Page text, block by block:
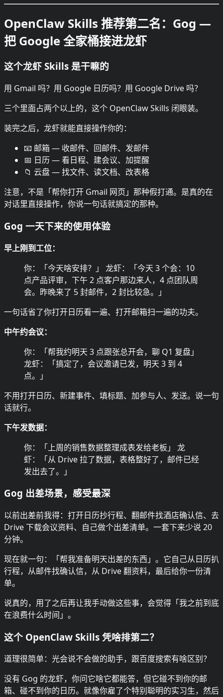
OpenClaw Skills 推荐第二名：Gog —
把 Google 全家桶接进龙虾
这个龙虾 Skills 是干嘛的
用 Gmail 吗？用 Google 日历吗？用 Google Drive 吗？
三个里面占两个以上的，这个 OpenClaw Skills 闭眼装。
装完之后，龙虾就能直接操作你的：
📧 邮箱 — 收邮件、回邮件、发邮件
📅 日历 — 看日程、建会议、加提醒
📁 云盘 — 找文件、读文档、改表格
注意，不是「帮你打开 Gmail 网页」那种假打通。是真的在
对话里直接操作，你说一句话就搞定的那种。
Gog 一天下来的使用体验
早上刚到工位：
你：「今天啥安排？」 龙虾：「今天 3 个会：10
点产品评审，下午 2 点客户那边来人，4 点团队周
会。昨晚来了 5 封邮件，2 封比较急。」
一句话省了你打开日历看一遍、打开邮箱扫一遍的功夫。
中午约会议：
你：「帮我约明天 3 点跟张总开会，聊 Q1 复盘」
龙虾：「搞定了，会议邀请已发，明天 3 到 4
点。」
不用打开日历、新建事件、填标题、加参与人、发送。说一句
话就行。
下午发数据：
你：「上周的销售数据整理成表发给老板」 龙
虾：「从 Drive 拉了数据，表格整好了，邮件已经
发出去了。」
Gog 出差场景，感受最深
以前出差前我得：打开日历抄行程、翻邮件找酒店确认信、去
Drive 下载会议资料、自己做个出差清单。一套下来少说 20
分钟。
现在就一句：「帮我准备明天出差的东西」。它自己从日历扒
行程，从邮件找确认信，从 Drive 翻资料，最后给你一份清
单。
说真的，用了之后再让我手动做这些事，会觉得「我之前到底
在浪费什么时间」。
这个 OpenClaw Skills 凭啥排第二？
道理很简单：光会说不会做的助手，跟百度搜索有啥区别？
没有 Gog 的龙虾，你问它啥它都能答，但它碰不到你的邮
箱、碰不到你的日历。就像你雇了个特别聪明的实习生，然后